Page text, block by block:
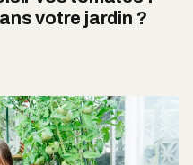
votre jardin ?